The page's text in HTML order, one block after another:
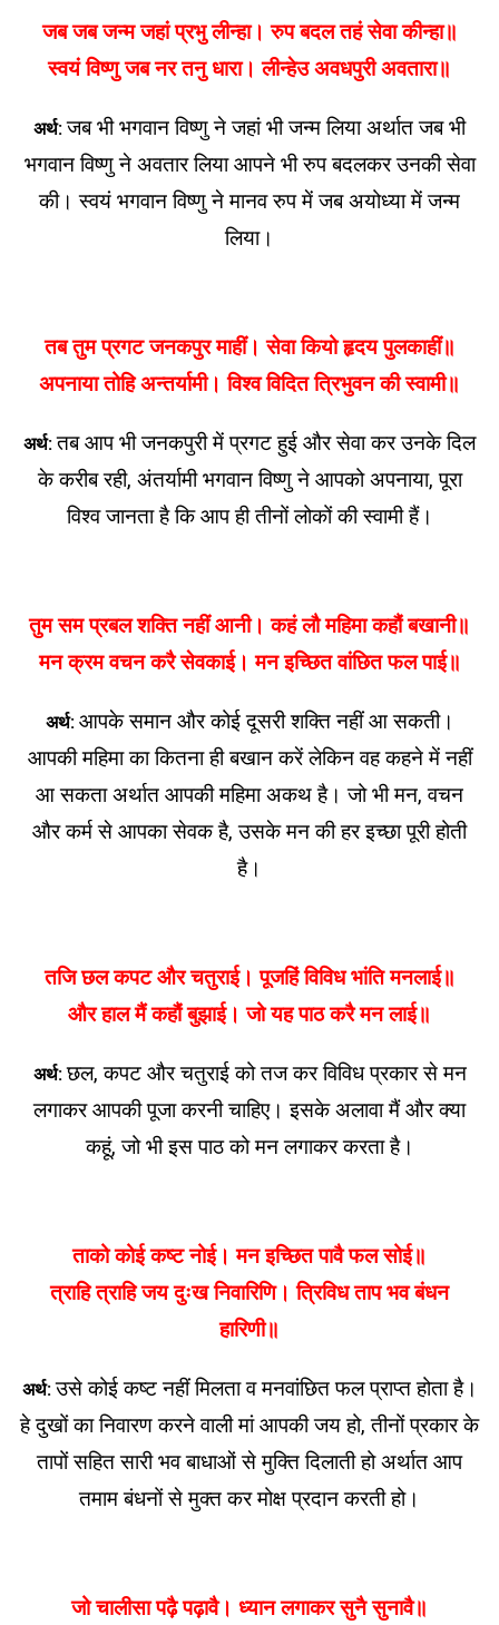
जब जब जन्म जहां प्रभु लीन्हा। रुप बदल तहं सेवा कीन्हा॥
स्वयं विष्णु जब नर तनु धारा। लीन्हेउ अवधपुरी अवतारा॥
अर्थ:जब भी भगवान विष्णु ने जहां भी जन्म लिया अर्थात जब भी
भगवान विष्णु ने अवतार लिया आपने भी रुप बदलकर उनकी सेवा
की। स्वयं भगवान विष्णु ने मानव रुप में जब अयोध्या में जन्म
लिया।
तब तुम प्रगट जनकपुर माहीं। सेवा कियो हृदय पुलकाहीं॥
अपनाया तोहि अन्तर्यामी। विश्व विदित त्रिभुवन की स्वामी॥
अर्थ:तब आप भी जनकपुरी में प्रगट हुई और सेवा कर उनके दिल
के करीब रही, अंतर्यामी भगवान विष्णु ने आपको अपनाया, पूरा
विश्व जानता है कि आप ही तीनों लोकों की स्वामी हैं।
तुम सम प्रबल शक्ति नहीं आनी। कहं लौ महिमा कहौं बखानी॥
मन क्रम वचन करै सेवकाई। मन इच्छित वांछित फल पाई॥
अर्थ: आपके समान और कोई दूसरी शक्ति नहीं आ सकती।
आपकी महिमा का कितना ही बखान करें लेकिन वह कहने में नहीं
आ सकता अर्थात आपकी महिमा अकथ है। जो भी मन, वचन
और कर्म से आपका सेवक है, उसके मन की हर इच्छा पूरी होती
है।
तजि छल कपट और चतुराई। पूजहिं विविध भांति मनलाई॥
और हाल मैं कहौं बुझाई। जो यह पाठ करै मन लाई॥
अर्थ:छल, कपट और चतुराई को तज कर विविध प्रकार से मन
लगाकर आपकी पूजा करनी चाहिए। इसके अलावा मैं और क्या
कहूं, जो भी इस पाठ को मन लगाकर करता है।
ताको कोई कष्ट नोई। मन इच्छित पावै फल सोई॥
त्राहि त्राहि जय दुःख निवारिणि। त्रिविध ताप भव बंधन
हारिणी॥
अर्थ:उसे कोई कष्ट नहीं मिलता व मनवांछित फल प्राप्त होता है।
हे दुखों का निवारण करने वाली मां आपकी जय हो, तीनों प्रकार के
तापों सहित सारी भव बाधाओं से मुक्ति दिलाती हो अर्थात आप
तमाम बंधनों से मुक्त कर मोक्ष प्रदान करती हो।
जो चालीसा पढ़ै पढ़ावै। ध्यान लगाकर सुनै सुनावै॥